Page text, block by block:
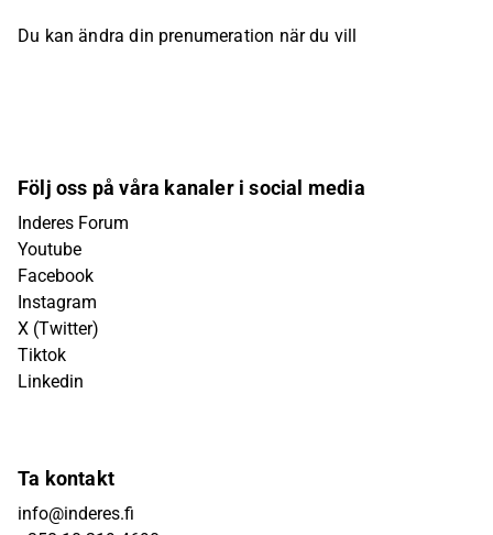
Du kan ändra din prenumeration när du vill
Följ oss på våra kanaler i social media
Inderes Forum
Youtube
Facebook
Instagram
X (Twitter)
Tiktok
Linkedin
Ta kontakt
info@inderes.fi